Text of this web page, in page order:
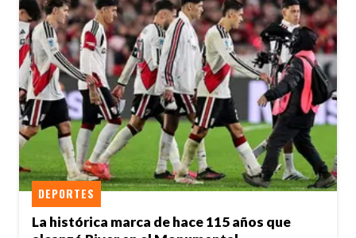
La histórica marca de hace 115 años que
DEPORTES